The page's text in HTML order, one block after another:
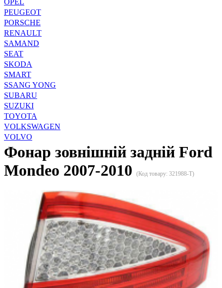
PEUGEOT
PORSCHE
RENAULT
SAMAND
SEAT
SKODA
SMART
SSANG YONG
SUBARU
SUZUKI
TOYOTA
VOLKSWAGEN
VOLVO
Фонар зовнішній задній Ford
Mondeo 2007-2010
(Код товару: 321988-T)